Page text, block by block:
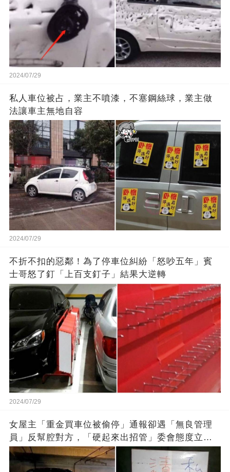
2024/07/29
私人車位被占，業主不噴漆，不塞鋼絲球，業主做
法讓車主無地自容
2024/07/29
不折不扣的惡鄰！為了停車位糾紛「怒吵五年」賓
士哥怒了釘「上百支釘子」結果大逆轉
2024/07/29
女屋主「重金買車位被偷停」通報卻遇「無良管理
員」反幫腔對方，「硬起來出招管」委會態度立馬
就變了，網友：幹得漂亮